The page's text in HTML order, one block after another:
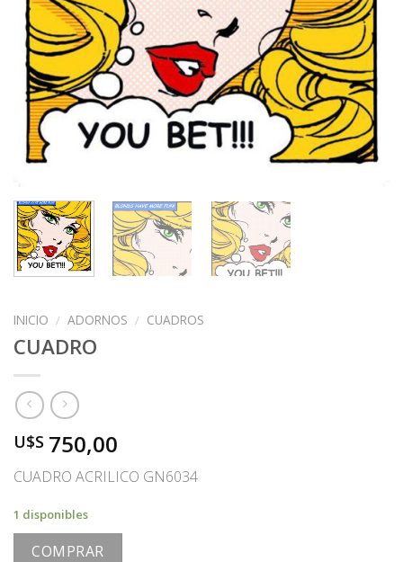
INICIO / ADORNOS / CUADROS
CUADRO
U$S 750,00
CUADRO ACRILICO GN6034
1 disponibles
COMPRAR